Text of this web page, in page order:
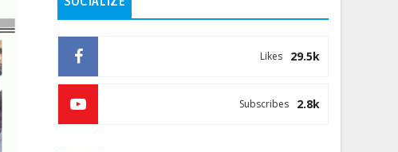
29.5k
Likes
2.8k
Subscribes